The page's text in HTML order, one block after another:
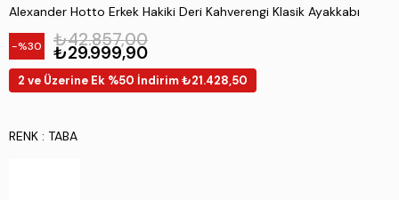
Alexander Hotto Erkek Hakiki Deri Kahverengi Klasik Ayakkabı
30 ₺42.857,00
₺29.999,90
2 ve Üzerine Ek %50 İndirim ₺21.428,50
RENK : TABA